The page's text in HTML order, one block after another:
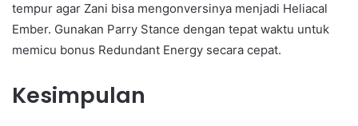
tempur agar Zani bisa mengonversinya menjadi Heliacal
Ember. Gunakan Parry Stance dengan tepat waktu untuk
memicu bonus Redundant Energy secara cepat.
Kesimpulan